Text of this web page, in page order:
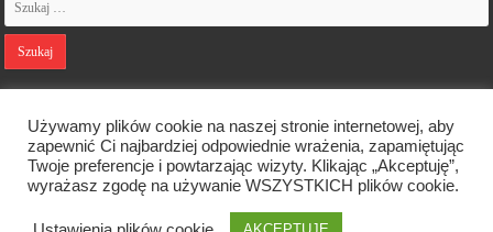
Designed by Webdawid
Używamy plików cookie na naszej stronie internetowej, aby
zapewnić Ci najbardziej odpowiednie wrażenia, zapamiętując
Twoje preferencje i powtarzając wizyty. Klikając „Akceptuję”,
wyrażasz zgodę na używanie WSZYSTKICH plików cookie.